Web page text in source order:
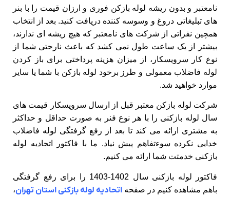
نامعتبر و بدون ریشه لوله بازکن فوری و ارزان قیمت را با بنر
های تبلیغاتی دروغ و وسوسه کننده دریافت کنید. بعد از انتخاب
همچین نفراتی از شرکت های نامعتبر که هیچ ریشه ای ندارند،
بیشتر از یک ساعت طول نمی کشد که باعث نارحتی شما از
نوع کار سرویسکار، از میزان هزینه پرداختی برای باز کردن
لوله فاضلاب معمولی و طرز برخود لوله بازکن با شما یا سایر
موارد خواهید شد.
شرکت لوله بازکن معتبر قبل از ارسال سرویسکار قیمت های
سال لوله بازکنی را با هر نوع فنر به صورت حداقل و حداکثر
به مشتری ارائه می کند تا بعد از رفع گرفتگی لوله فاضلاب
خدایی نکرده سوءتفاهم پیش نیاد. ما با فاکتور اتحادیه لوله
بازکنی خدمتت شما ارائه می کنیم.
فاکتور لوله بازکنی سال 1402-1403 را برای رفع گرفتگی
باهم مشاهده کنیم در صفحهاتحادیه لوله بازکنی استان تهران،